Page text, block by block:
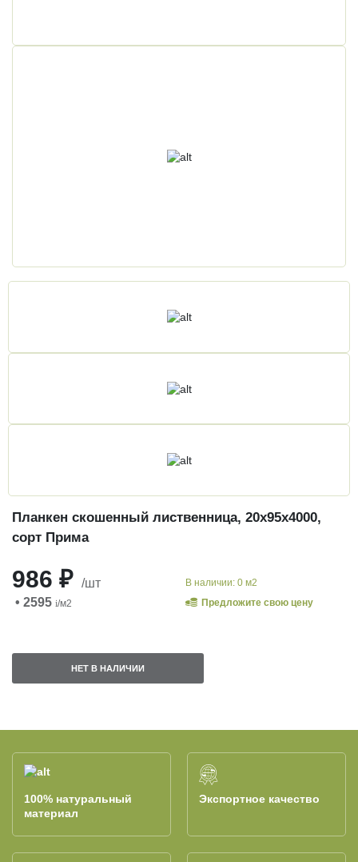
Планкен скошенный лиственница, 20х95х4000,
сорт Прима
986 ₽ /шт
• 2595 i/м2
В наличии: 0 м2
Предложите свою цену
НЕТ В НАЛИЧИИ
100% натуральный
материал
Экспортное качество